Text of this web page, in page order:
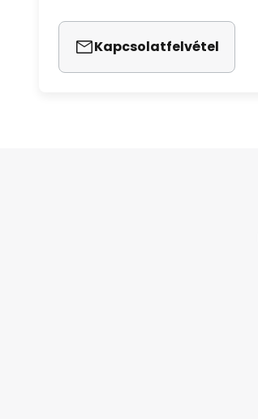
Kapcsolatfelvétel